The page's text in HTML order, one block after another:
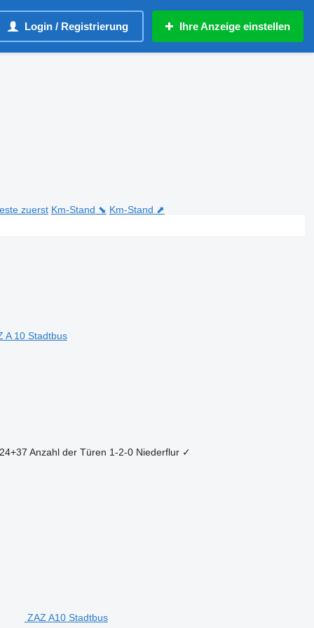
Login / Registrierung Ihre Anzeige einstellen
zuerst Km-Stand ⬊ Km-Stand ⬈
A 10 Stadtbus
24+37 Anzahl der Türen 1-2-0 Niederflur ✓
ZAZ A10 Stadtbus